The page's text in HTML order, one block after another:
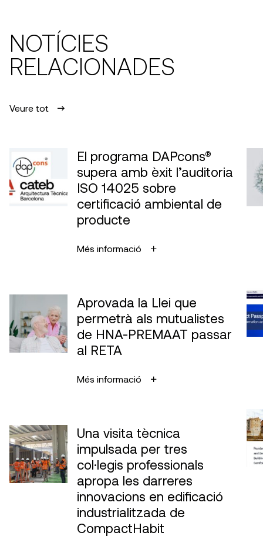
NOTÍCIES
RELACIONADES
Veure tot
El programa DAPcons®
supera amb èxit l’auditoria
ISO 14025 sobre
certificació ambiental de
producte
Més informació
Aprovada la Llei que
permetrà als mutualistes
de HNA-PREMAAT passar
al RETA
Més informació
Una visita tècnica
impulsada per tres
col·legis professionals
apropa les darreres
innovacions en edificació
industrialitzada de
CompactHabit